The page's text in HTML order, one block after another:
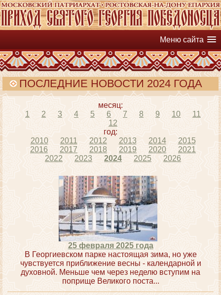
Меню сайта
ПОСЛЕДНИЕ НОВОСТИ 2024 ГОДА
месяц:
1
2 3 4 5 6 7 8 9 10
11
12
год:
2010
2011 2012 2013 2014
2015
2016
2017 2018 2019 2020
2021
2022
2023 2024 2025 2026
25 февраля 2025 года
В Георгиевском парке настоящая зима, но уже
чувствуется приближение весны - календарной и
духовной. Меньше чем через неделю вступим на
поприще Великого поста...